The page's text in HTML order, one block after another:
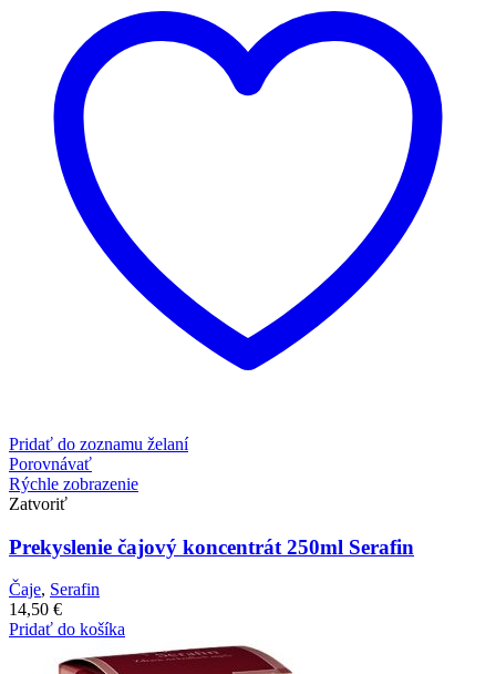
Pridať do zoznamu želaní
Porovnávať
Rýchle zobrazenie
Zatvoriť
Prekyslenie čajový koncentrát 250ml Serafin
Čaje, Serafin
14,50 €
Pridať do košíka